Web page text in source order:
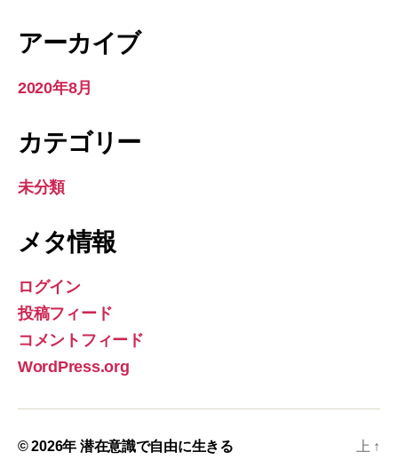
アーカイブ
2020年8月
カテゴリー
未分類
メタ情報
ログイン
投稿フィード
コメントフィード
WordPress.org
© 2026年 潜在意識で自由に生きる 上 ↑